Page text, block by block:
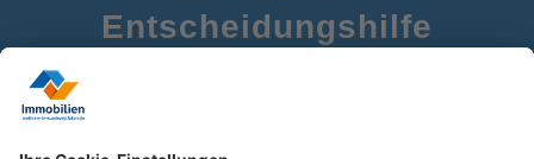
Entscheidungshilfe